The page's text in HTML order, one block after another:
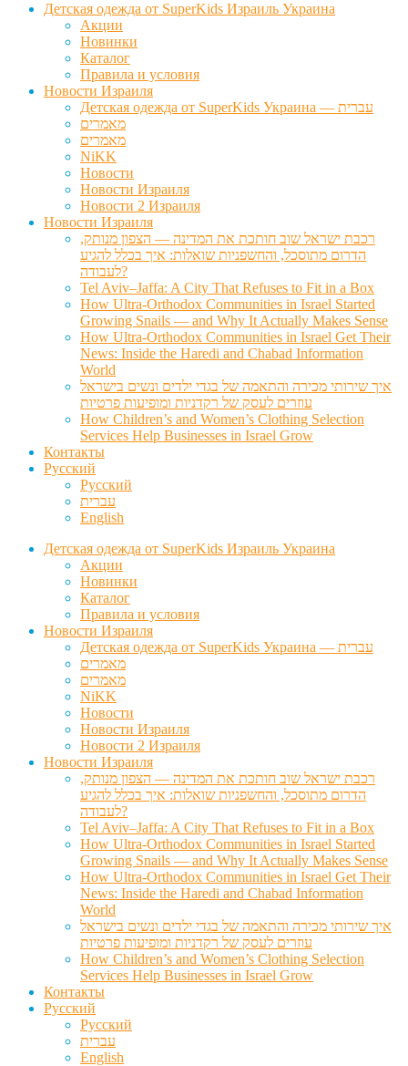
Детская одежда от SuperKids Израиль Украина
Акции
Новинки
Каталог
Правила и условия
Новости Израиля
Детская одежда от SuperKids Украина — עברית
מאמרים
מאמרים
NiKK
Новости
Новости Израиля
Новости 2 Израиля
Новости Израиля
רכבת ישראל שוב חותכת את המדינה — הצפון מנותק,
הדרום מתוסכל, והחשפניות שואלות: איך בכלל להגיע
לעבודה?
Tel Aviv–Jaffa: A City That Refuses to Fit in a Box
How Ultra-Orthodox Communities in Israel Started
Growing Snails — and Why It Actually Makes Sense
How Ultra-Orthodox Communities in Israel Get Their
News: Inside the Haredi and Chabad Information
World
איך שירותי מכירה והתאמה של בגדי ילדים ונשים בישראל
עוזרים לעסק של רקדניות ומופיעות פרטיות
How Children’s and Women’s Clothing Selection
Services Help Businesses in Israel Grow
Контакты
Русский
Русский
עברית
English
Детская одежда от SuperKids Израиль Украина
Акции
Новинки
Каталог
Правила и условия
Новости Израиля
Детская одежда от SuperKids Украина — עברית
מאמרים
מאמרים
NiKK
Новости
Новости Израиля
Новости 2 Израиля
Новости Израиля
רכבת ישראל שוב חותכת את המדינה — הצפון מנותק,
הדרום מתוסכל, והחשפניות שואלות: איך בכלל להגיע
לעבודה?
Tel Aviv–Jaffa: A City That Refuses to Fit in a Box
How Ultra-Orthodox Communities in Israel Started
Growing Snails — and Why It Actually Makes Sense
How Ultra-Orthodox Communities in Israel Get Their
News: Inside the Haredi and Chabad Information
World
איך שירותי מכירה והתאמה של בגדי ילדים ונשים בישראל
עוזרים לעסק של רקדניות ומופיעות פרטיות
How Children’s and Women’s Clothing Selection
Services Help Businesses in Israel Grow
Контакты
Русский
Русский
עברית
English